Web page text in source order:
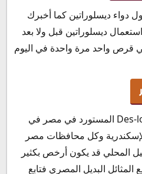
دواء ديسلوراتين كما أخبرك
ديسلوراتين قبل ولا بعد
قرص واحد مرة واحدة في اليوم
يتوفر دواء ديسلوراتين Des-loratin المستورد في مصر في
وكل محافظات مصر
المحلي قد يكون أرخص بكثير
البديل المصري فتابع